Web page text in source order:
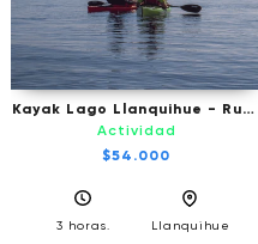
Kayak Lago Llanquihue - Ruta
de los 7 Volcanes
Actividad
$54.000
3 horas. Llanquihue